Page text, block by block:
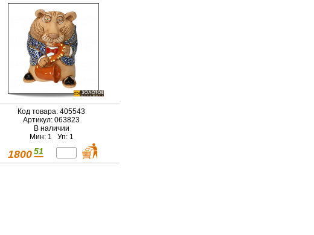
Код товара: 405543
Артикул: 063823
В наличии
Мин: 1 Уп: 1
1800 51